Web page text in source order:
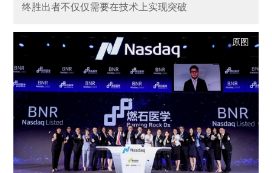
终胜出者不仅仅需要在技术上实现突破
原图